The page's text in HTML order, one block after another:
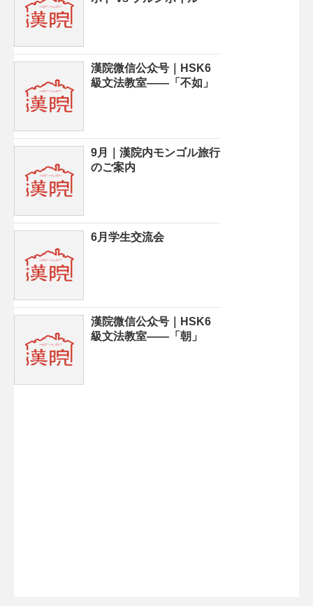
漢院微信公众号｜HSK6
級文法教室——「不如」
9月｜漢院内モンゴル旅行
のご案内
6月学生交流会
漢院微信公众号｜HSK6
級文法教室——「朝」